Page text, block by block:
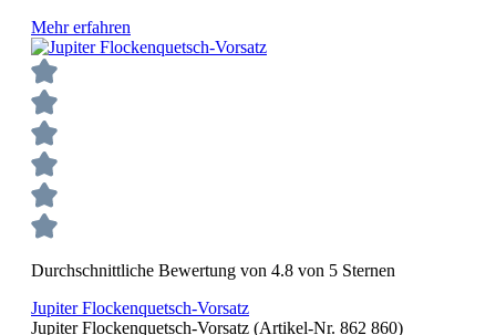
Mehr erfahren
Durchschnittliche Bewertung von 4.8 von 5 Sternen
Jupiter Flockenquetsch-Vorsatz
Jupiter Flockenquetsch-Vorsatz (Artikel-Nr. 862 860)